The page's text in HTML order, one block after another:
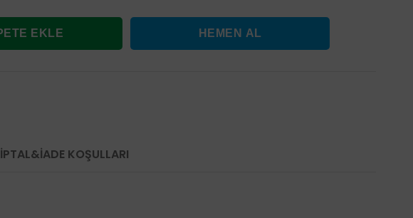
İPTAL&İADE KOŞULLARI